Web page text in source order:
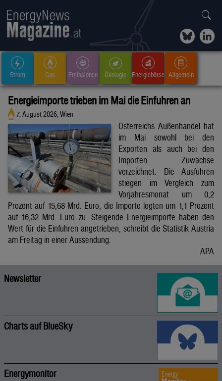
Strom Gas Emissionen Ökologie Energiebörse Allgemein
Energieimporte trieben im Mai die Einfuhren an
7. August 2026, Wien
Österreichs Außenhandel hat
im Mai sowohl bei den
Exporten als auch bei den
Importen Zuwächse
verzeichnet. Die Ausfuhren
stiegen im Vergleich zum
Vorjahresmonat um 0,2
Prozent auf 15,68 Mrd. Euro, die Importe legten um 1,1 Prozent
auf 16,32 Mrd. Euro zu. Steigende Energieimporte haben den
Wert für die Einfuhren angetrieben, schreibt die Statistik Austria
am Freitag in einer Aussendung.
APA
Newsletter
Charts auf BlueSky
Energymonitor